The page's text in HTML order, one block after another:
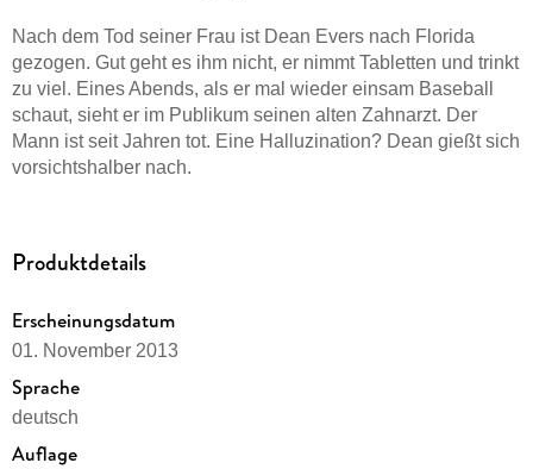
Nach dem Tod seiner Frau ist Dean Evers nach Florida
gezogen. Gut geht es ihm nicht, er nimmt Tabletten und trinkt
zu viel. Eines Abends, als er mal wieder einsam Baseball
schaut, sieht er im Publikum seinen alten Zahnarzt. Der
Mann ist seit Jahren tot. Eine Halluzination? Dean gießt sich
vorsichtshalber nach.
mitgespielt hat. Auch seine verstorbene Frau ist dabei, die
Ehe war. Und dann sieht Dean das Gesicht, das er am
wenigsten sehen möchte und das ihn zu einem
In
Produktdetails
Erscheinungsdatum
01. November 2013
Sprache
deutsch
Auflage